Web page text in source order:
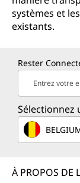
systèmes et
existants.
Rester
Entrez votre
Sélectionnez
À PROPOS DE